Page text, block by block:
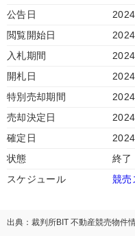
公告日
閲覧開始日
入札期間
開札日
特別売却期間
売却決定日
確定日
状態
終了
スケジュール
競売
出典：裁判所BIT 不動産競売物件